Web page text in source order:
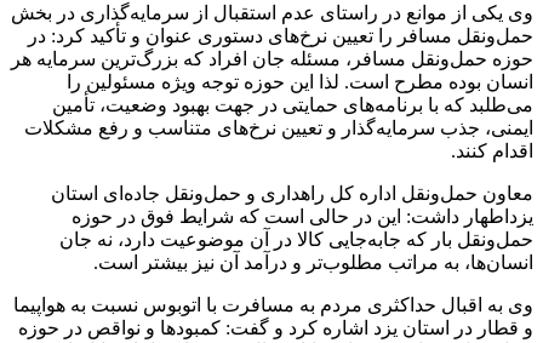
وی یکی از موانع در راستای عدم استقبال از سرمایه‌گذاری در بخش
حمل‌ونقل مسافر را تعیین نرخ‌های دستوری عنوان و تأکید کرد: در
حوزه حمل‌ونقل مسافر، مسئله جان افراد که بزرگ‌ترین سرمایه هر
انسان بوده مطرح است. لذا این حوزه توجه ویژه مسئولین را
می‌طلبد که با برنامه‌های حمایتی در جهت بهبود وضعیت، تأمین
ایمنی، جذب سرمایه‌گذار و تعیین نرخ‌های متناسب و رفع مشکلات
اقدام کنند.
معاون حمل‌ونقل اداره کل راهداری و حمل‌ونقل جاده‌ای استان
یزداطهار داشت: این در حالی است که شرایط فوق در حوزه
حمل‌ونقل بار که جابه‌جایی کالا در آن موضوعیت دارد، نه جان
انسان‌ها، به مراتب مطلوب‌تر و درآمد آن نیز بیشتر است.
وی به اقبال حداکثری مردم به مسافرت با اتوبوس نسبت به هواپیما
و قطار در استان یزد اشاره کرد و گفت: کمبودها و نواقص در حوزه